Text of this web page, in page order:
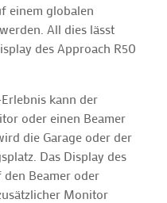
einem globalen
All dies lässt
des Approach R50
kann der
oder einen Beamer
die Garage oder der
Das Display des
Beamer oder
Monitor